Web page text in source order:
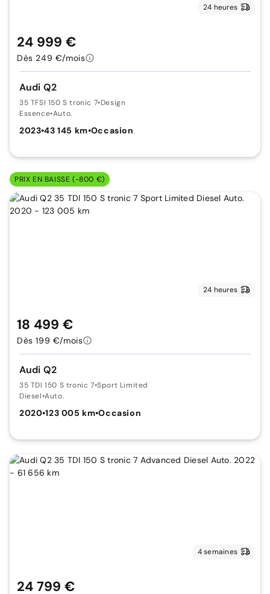
24 heures
Audi Q2
35 TFSI 150 S tronic 7•Design
Essence•Auto.
2023•43 145 km•Occasion
24 999 €
Dès 249 €/mois
PRIX EN BAISSE (-800 €)
24 heures
Audi Q2
35 TDI 150 S tronic 7•Sport Limited
Diesel•Auto.
2020•123 005 km•Occasion
18 499 €
Dès 199 €/mois
4 semaines
24 799 €